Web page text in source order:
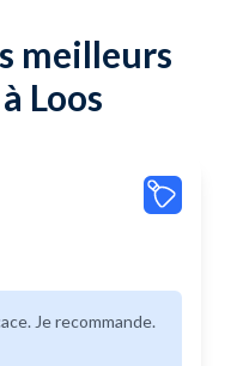
meilleurs
Loos
Je recommande.